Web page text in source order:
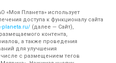
«Моя Планета» использует
доступа к функционалу сайта
planeta.ru/ (далее — Сайт),
контента,
а также проведения
для улучшения
с размещением тегов